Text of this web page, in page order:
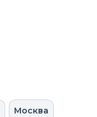
Москва